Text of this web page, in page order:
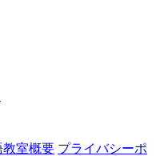
教室概要 プライバシーポ